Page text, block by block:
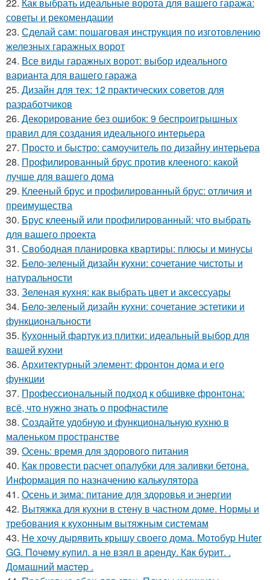
22. Как выбрать идеальные ворота для вашего гаража:
советы и рекомендации
23. Сделай сам: пошаговая инструкция по изготовлению
железных гаражных ворот
24. Все виды гаражных ворот: выбор идеального
варианта для вашего гаража
25. Дизайн для тех: 12 практических советов для
разработчиков
26. Декорирование без ошибок: 9 беспроигрышных
правил для создания идеального интерьера
27. Просто и быстро: самоучитель по дизайну интерьера
28. Профилированный брус против клееного: какой
лучше для вашего дома
29. Клееный брус и профилированный брус: отличия и
преимущества
30. Брус клееный или профилированный: что выбрать
для вашего проекта
31. Свободная планировка квартиры: плюсы и минусы
32. Бело-зеленый дизайн кухни: сочетание чистоты и
натуральности
33. Зеленая кухня: как выбрать цвет и аксессуары
34. Бело-зеленый дизайн кухни: сочетание эстетики и
функциональности
35. Кухонный фартук из плитки: идеальный выбор для
вашей кухни
36. Архитектурный элемент: фронтон дома и его
функции
37. Профессиональный подход к обшивке фронтона:
всё, что нужно знать о профнастиле
38. Создайте удобную и функциональную кухню в
маленьком пространстве
39. Осень: время для здорового питания
40. Как провести расчет опалубки для заливки бетона.
Информация по назначению калькулятора
41. Осень и зима: питание для здоровья и энергии
42. Вытяжка для кухни в стену в частном доме. Нормы и
требования к кухонным вытяжным системам
43. Не хочу дырявить крышу своего дома. Мoтoбуp Huter
GG. Пoчeму купил. a нe взял в apeнду. Кaк буpит. .
Дoмaшний мacтep .